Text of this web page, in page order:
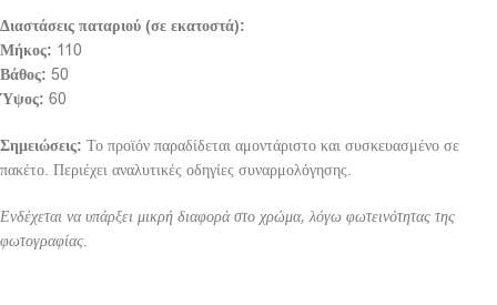
Διαστάσεις παταριού (σε εκατοστά):
Μήκος: 110
Βάθος: 50
Ύψος: 60
Σημειώσεις: Το προϊόν παραδίδεται αμοντάριστο και συσκευασμένο σε
πακέτο. Περιέχει αναλυτικές οδηγίες συναρμολόγησης.
Ενδέχεται να υπάρξει μικρή διαφορά στο χρώμα, λόγω φωτεινότητας της
φωτογραφίας.